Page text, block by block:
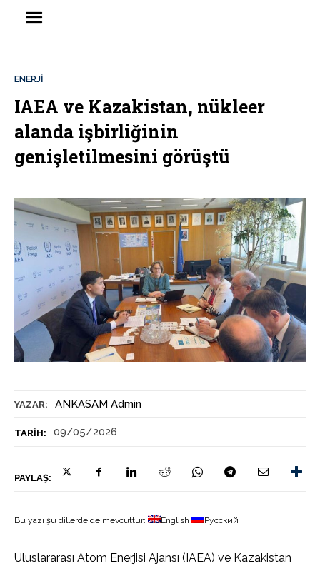
YAZAR: ANKASAM Admin
TARIH: 09/05/2026
PAYLAŞ:
ENERJİ
IAEA ve Kazakistan, nükleer
alanda işbirliğinin
genişletilmesini görüştü
Bu yazı şu dillerde de mevcuttur: English Русский
Uluslararası Atom Enerjisi Ajansı (IAEA) ve Kazakistan